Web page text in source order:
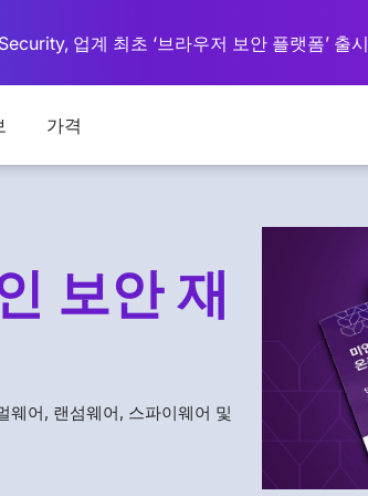
업계 최초 ‘브라우저 보안 플랫폼’ 출시
가격
보안 재
웨어, 랜섬웨어, 스파이웨어 및